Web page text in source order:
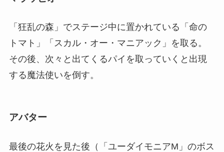
「狂乱の森」でステージ中に置かれている「命の
トマト」「スカル・オー・マニアック」を取る。
その後、次々と出てくるパイを取っていくと出現
する魔法使いを倒す。
アバター
最後の花火を見た後（「ユーダイモニアM」のボス